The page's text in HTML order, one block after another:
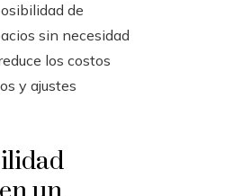
de
sin necesidad
los costos
y ajustes